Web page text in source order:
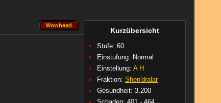
Kurzübersicht
Stufe: 60
Einstufung: Normal
Einstellung: A H
Fraktion: Shen'dralar
Gesundheit: 3,200
Wowhead
Wowhead